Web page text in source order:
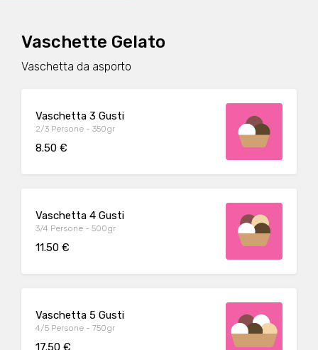
Vaschette Gelato
Vaschetta da asporto
Vaschetta 3 Gusti
2/3 Persone - 350gr
8.50 €
Vaschetta 4 Gusti
3/4 Persone - 500gr
11.50 €
Vaschetta 5 Gusti
4/5 Persone - 750gr
17.50 €